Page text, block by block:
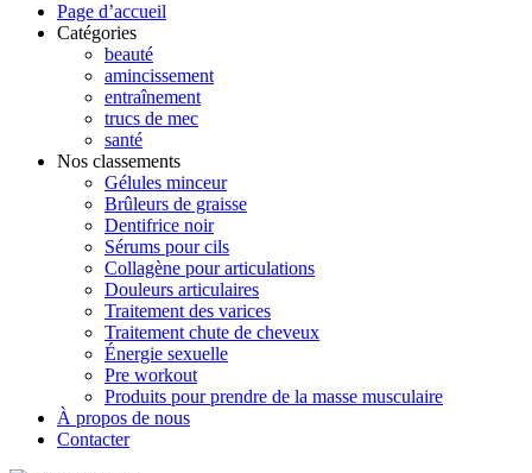
Page d’accueil
Catégories
beauté
amincissement
entraînement
trucs de mec
santé
Nos classements
Gélules minceur
Brûleurs de graisse
Dentifrice noir
Sérums pour cils
Collagène pour articulations
Douleurs articulaires
Traitement des varices
Traitement chute de cheveux
Énergie sexuelle
Pre workout
Produits pour prendre de la masse musculaire
À propos de nous
Contacter